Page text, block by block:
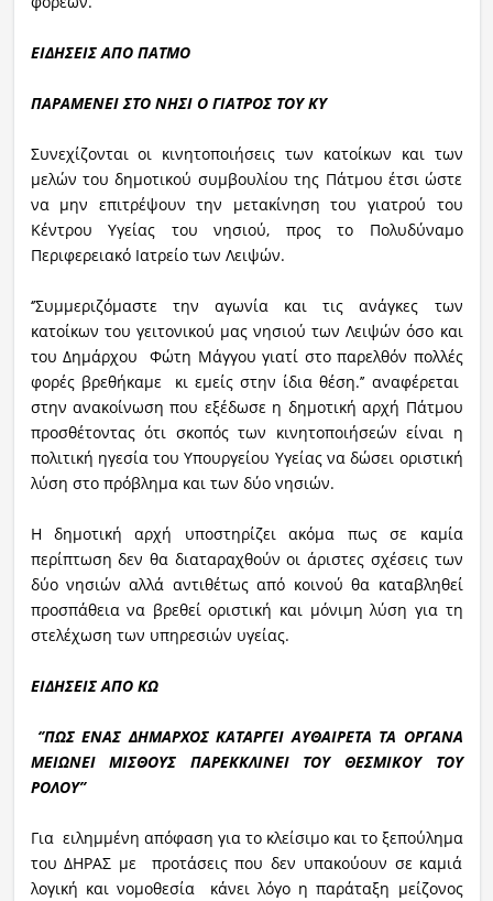
ΕΙΔΗΣΕΙΣ ΑΠΟ ΠΑΤΜΟ
ΠΑΡΑΜΕΝΕΙ ΣΤΟ ΝΗΣΙ Ο ΓΙΑΤΡΟΣ ΤΟΥ ΚΥ
Συνεχίζονται οι κινητοποιήσεις των κατοίκων και των
μελών του δημοτικού συμβουλίου της Πάτμου έτσι ώστε
να μην επιτρέψουν την μετακίνηση του γιατρού του
Κέντρου Υγείας του νησιού, προς το Πολυδύναμο
Περιφερειακό Ιατρείο των Λειψών.
‘’Συμμεριζόμαστε την αγωνία και τις ανάγκες των
κατοίκων του γειτονικού μας νησιού των Λειψών όσο και
του Δημάρχου Φώτη Μάγγου γιατί στο παρελθόν πολλές
φορές βρεθήκαμε κι εμείς στην ίδια θέση.’’ αναφέρεται
στην ανακοίνωση που εξέδωσε η δημοτική αρχή Πάτμου
προσθέτοντας ότι σκοπός των κινητοποιήσεών είναι η
πολιτική ηγεσία του Υπουργείου Υγείας να δώσει οριστική
λύση στο πρόβλημα και των δύο νησιών.
Η δημοτική αρχή υποστηρίζει ακόμα πως σε καμία
περίπτωση δεν θα διαταραχθούν οι άριστες σχέσεις των
δύο νησιών αλλά αντιθέτως από κοινού θα καταβληθεί
προσπάθεια να βρεθεί οριστική και μόνιμη λύση για τη
στελέχωση των υπηρεσιών υγείας.
ΕΙΔΗΣΕΙΣ ΑΠΟ ΚΩ
‘’ΠΩΣ ΕΝΑΣ ΔΗΜΑΡΧΟΣ ΚΑΤΑΡΓΕΙ ΑΥΘΑΙΡΕΤΑ ΤΑ ΟΡΓΑΝΑ
ΜΕΙΩΝΕΙ ΜΙΣΘΟΥΣ ΠΑΡΕΚΚΛΙΝΕΙ ΤΟΥ ΘΕΣΜΙΚΟΥ ΤΟΥ
ΡΟΛΟΥ’’
Για ειλημμένη απόφαση για το κλείσιμο και το ξεπούλημα
του ΔΗΡΑΣ με προτάσεις που δεν υπακούουν σε καμιά
λογική και νομοθεσία κάνει λόγο η παράταξη μείζονος